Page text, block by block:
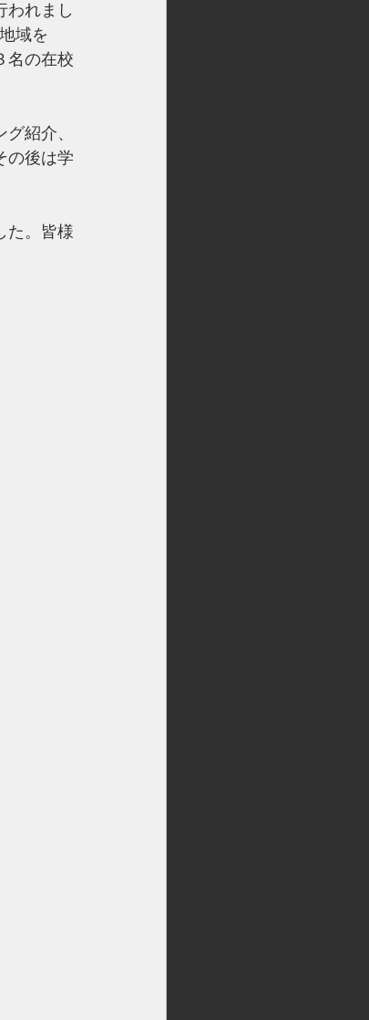
われまし
地域を
名の在校
紹介、
の後は学
た。皆様